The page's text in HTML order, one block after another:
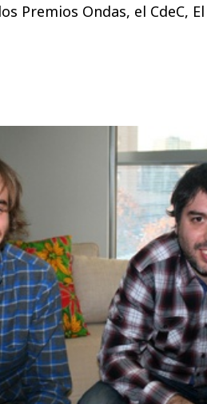
Premios Ondas, el CdeC,